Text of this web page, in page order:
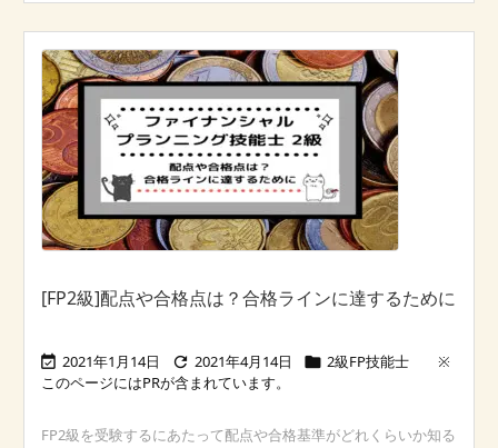
[FP2級]配点や合格点は？合格ラインに達するために
 2021年1月14日  2021年4月14日  2級FP技能士
FP2級を受験するにあたって配点や合格基準がどれくらいか知る